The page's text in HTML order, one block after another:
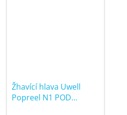
Žhavící hlava Uwell
Popreel N1 POD